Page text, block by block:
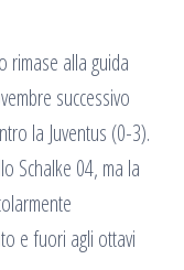
alla guida
successivo
la Juventus (0-3).
Schalke 04, ma la
e fuori agli ottavi